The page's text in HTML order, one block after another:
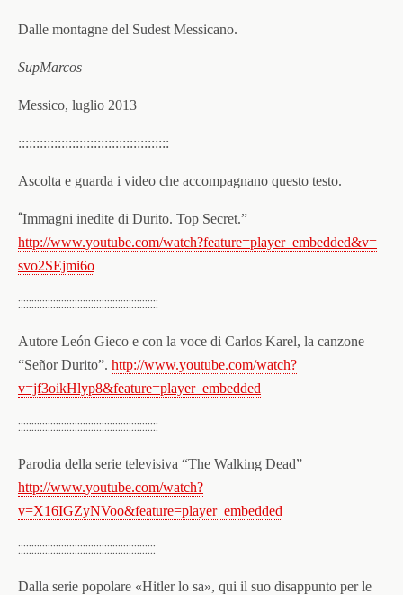
Dalle montagne del Sudest Messicano.
SupMarcos
Messico, luglio 2013
::::::::::::::::::::::::::::::::::::::::::
Ascolta e guarda i video che accompagnano questo testo.
“Immagni inedite di Durito. Top Secret.”
http://www.youtube.com/watch?feature=player_embedded&v=
svo2SEjmi6o
::::::::::::::::::::::::::::::::::::::::::::::::::::
Autore León Gieco e con la voce di Carlos Karel, la canzone
“Señor Durito”. http://www.youtube.com/watch?
v=jf3oikHlyp8&feature=player_ embedded
::::::::::::::::::::::::::::::::::::::::::::::::::::
Parodia della serie televisiva “The Walking Dead”
http://www.youtube.com/watch?
v=X16IGZyNVoo&feature=player_ embedded
:::::::::::::::::::::::::::::::::::::::::::::::::::
Dalla serie popolare «Hitler lo sa», qui il suo disappunto per le